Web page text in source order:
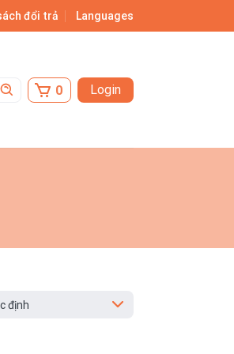
đổi trả Languages
Login